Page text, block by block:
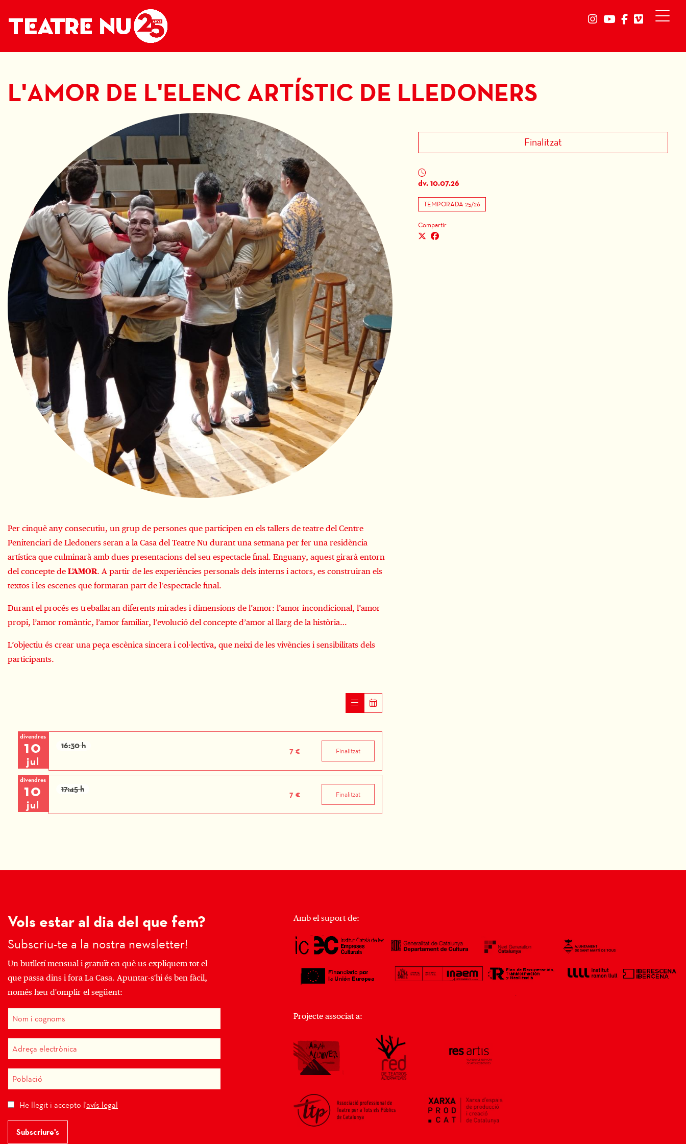
Link a instagram
Link a youtube
Link aLink a
L'AMOR DE L'ELENC ARTÍSTIC DE LLEDONERS
Finalitzat
dv. 10.07.26
TEMPORADA 25/26
Compartir
Per cinquè any consecutiu, un grup de persones que participen en els tallers de teatre del Centre
Penitenciari de Lledoners seran a la Casa del Teatre Nu durant una setmana per fer una residència
artística que culminarà amb dues presentacions del seu espectacle final. Enguany, aquest girarà entorn
del concepte de L’AMOR. A partir de les experiències personals dels interns i actors, es construiran els
textos i les escenes que formaran part de l’espectacle final.
Durant el procés es treballaran diferents mirades i dimensions de l’amor: l’amor incondicional, l’amor
propi, l’amor romàntic, l’amor familiar, l’evolució del concepte d’amor al llarg de la història…
L’objectiu és crear una peça escènica sincera i col·lectiva, que neixi de les vivències i sensibilitats dels
participants.
divendres
10
jul
16:30 h
7 € Finalitzat
divendres
10
jul
17:45 h
7 € Finalitzat
Vols estar al dia del que fem?
Subscriu-te a la nostra newsletter!
Un butlletí mensual i gratuït en què us expliquem tot el
que passa dins i fora La Casa. Apuntar-s'hi és ben fàcil,
només heu d'omplir el següent:
He llegit i accepto l'avís legal
Subscriure's
Amb el suport de:
Projecte associat a: